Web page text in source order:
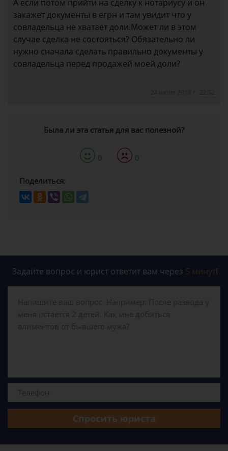
А если потом прийти на сделку к нотариусу и он
закажет документы в егрн и там увидит что у
совладельца не хватает доли.Может ли в этом
случае сделка не состояться? Обязательно ли
нужно сначала сделать правильно документы у
совладельца перед продажей моей доли?
Была ли эта статья для вас полезной?
0 0
Поделиться:
Задайте вопрос и юрист ответит вам через 5 минут!
Спросить юриста